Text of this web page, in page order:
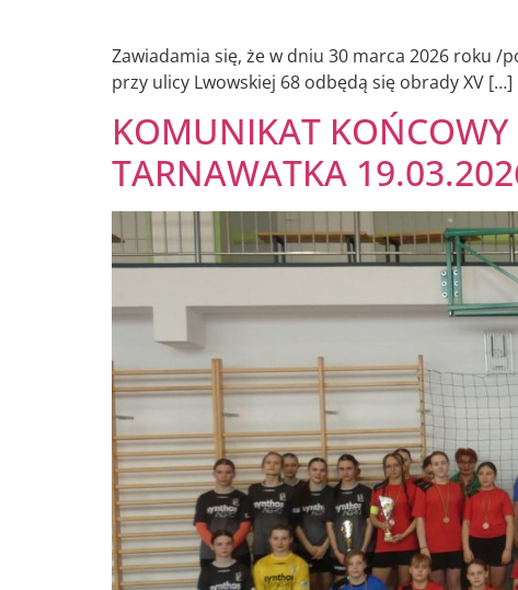
Zawiadamia się, że w dniu 30 marca 2026 roku /
przy ulicy Lwowskiej 68 odbędą się obrady XV […]
KOMUNIKAT KOŃCOWY
TARNAWATKA